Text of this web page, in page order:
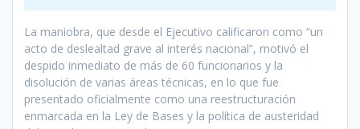
La maniobra, que desde el Ejecutivo calificaron como “un
acto de deslealtad grave al interés nacional”, motivó el
despido inmediato de más de 60 funcionarios y la
disolución de varias áreas técnicas, en lo que fue
presentado oficialmente como una reestructuración
enmarcada en la Ley de Bases y la política de austeridad